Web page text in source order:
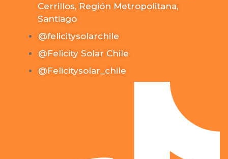
Cerrillos, Región Metropolitana,
Santiago
@felicitysolarchile
@Felicity Solar Chile
@Felicitysolar_chile